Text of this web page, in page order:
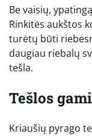
Be vaisių,
Rinkitės aukštos
turėtų būti
daugiau riebalų
tešla.
Tešlos
Kriaušių pyrago